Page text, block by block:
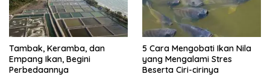
Tambak, Keramba, dan
Empang Ikan, Begini
Perbedaannya
5 Cara Mengobati Ikan Nila
yang Mengalami Stres
Beserta Ciri-cirinya